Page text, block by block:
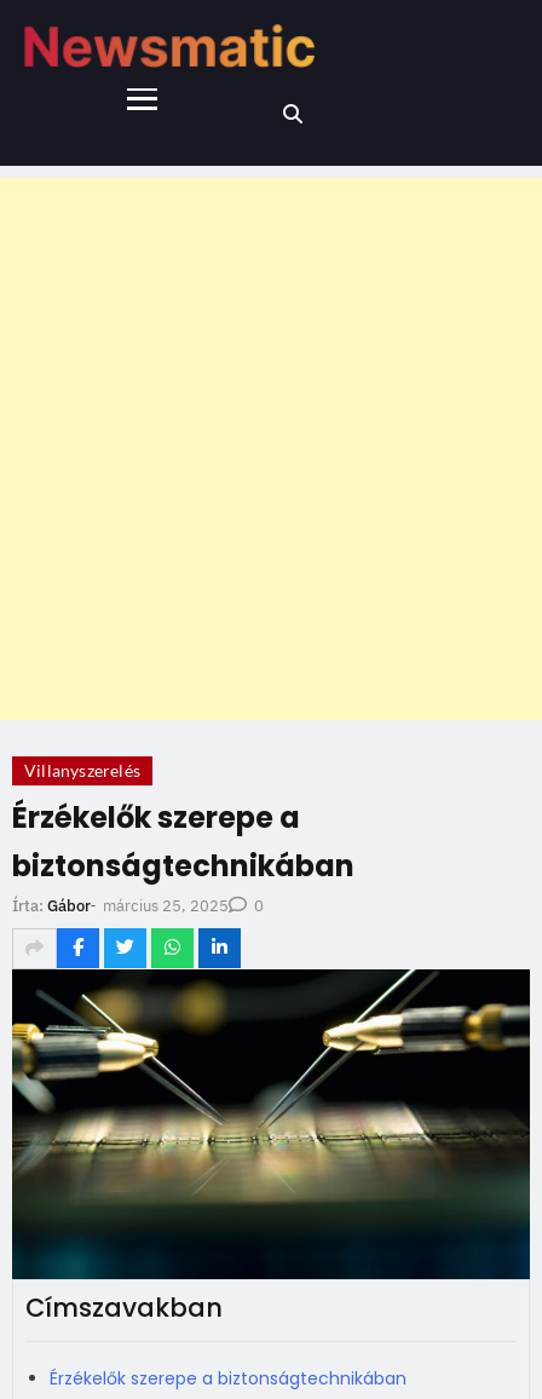
Villanyszerelés
Érzékelők szerepe a
biztonságtechnikában
Írta: Gábor- március 25, 2025 0
Címszavakban
Érzékelők szerepe a biztonságtechnikában